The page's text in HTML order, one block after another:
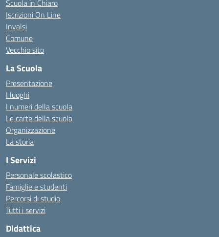
Scuola in Chiaro
Iscrizioni On Line
Invalsi
Comune
Vecchio sito
La Scuola
Presentazione
I luoghi
I numeri della scuola
Le carte della scuola
Organizzazione
La storia
I Servizi
Personale scolastico
Famiglie e studenti
Percorsi di studio
Tutti i servizi
Didattica